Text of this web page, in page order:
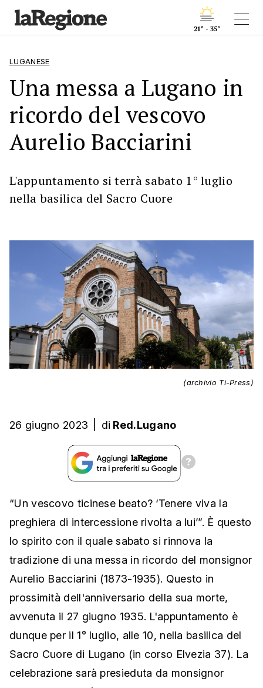
21° - 35°
LUGANESE
Una messa a Lugano in
ricordo del vescovo
Aurelio Bacciarini
L'appuntamento si terrà sabato 1° luglio
nella basilica del Sacro Cuore
(archivio Ti-Press)
26 giugno 2023 di Red.Lugano
“Un vescovo ticinese beato? ‘Tenere viva la
preghiera di intercessione rivolta a lui’”. È questo
lo spirito con il quale sabato si rinnova la
tradizione di una messa in ricordo del monsignor
Aurelio Bacciarini (1873-1935). Questo in
prossimità dell'anniversario della sua morte,
avvenuta il 27 giugno 1935. L'appuntamento è
dunque per il 1° luglio, alle 10, nella basilica del
Sacro Cuore di Lugano (in corso Elvezia 37). La
celebrazione sarà presieduta da monsignor